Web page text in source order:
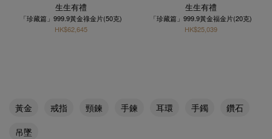
生生有禮
「珍藏篇」999.9黃金祿金片(50克)
HK$62,645
生生有禮
「珍藏篇」999.9黃金福金片(20克)
HK$25,039
黃金 戒指 頸鍊 手鍊 耳環 手鐲
鑽石
吊墜